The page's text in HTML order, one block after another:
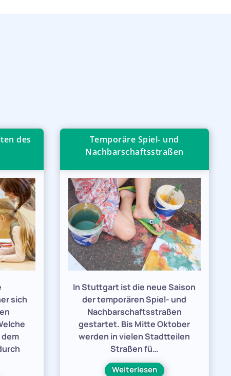
des
sich
Temporäre Spiel- und
Nachbarschaftsstraßen
In Stuttgart ist die neue Saison
der temporären Spiel- und
Nachbarschaftsstraßen
gestartet. Bis Mitte Oktober
werden in vielen Stadtteilen
Straßen fü…
Weiterlesen